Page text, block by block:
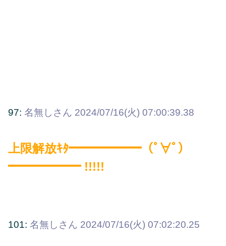
97: 名無しさん 2024/07/16(火) 07:00:39.38
上限解放ｷﾀ━━━━━━（ﾟ∀ﾟ）
━━━━━━ !!!!!
101: 名無しさん 2024/07/16(火) 07:02:20.25